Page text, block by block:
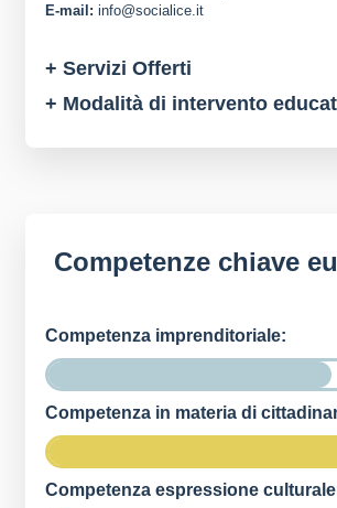
E-mail: info@socialice.it
+ Servizi Offerti
+ Modalità di intervento
Competenze chiave
Competenza imprenditoriale:
Competenza in materia di
Competenza espressione